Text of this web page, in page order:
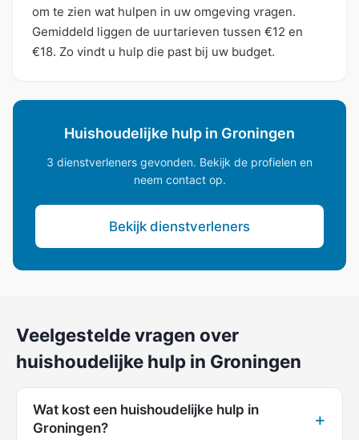
om te zien wat hulpen in uw omgeving vragen.
Gemiddeld liggen de uurtarieven tussen €12 en
€18. Zo vindt u hulp die past bij uw budget.
Huishoudelijke hulp in Groningen
3 dienstverleners gevonden. Bekijk de profielen en
neem contact op.
Bekijk dienstverleners
Veelgestelde vragen over
huishoudelijke hulp in Groningen
Wat kost een huishoudelijke hulp in
Groningen?